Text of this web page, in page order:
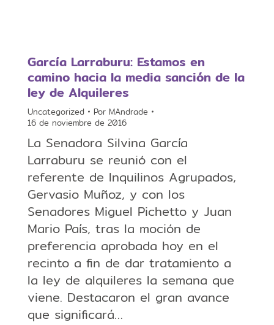
García Larraburu: Estamos en
camino hacia la media sanción de la
ley de Alquileres
Uncategorized Por MAndrade
16 de noviembre de 2016
La Senadora Silvina García
Larraburu se reunió con el
referente de Inquilinos Agrupados,
Gervasio Muñoz, y con los
Senadores Miguel Pichetto y Juan
Mario País, tras la moción de
preferencia aprobada hoy en el
recinto a fin de dar tratamiento a
la ley de alquileres la semana que
viene. Destacaron el gran avance
que significará…